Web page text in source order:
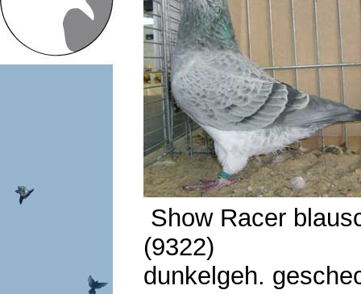
Show Racer
(9322)
dunkelgeh.